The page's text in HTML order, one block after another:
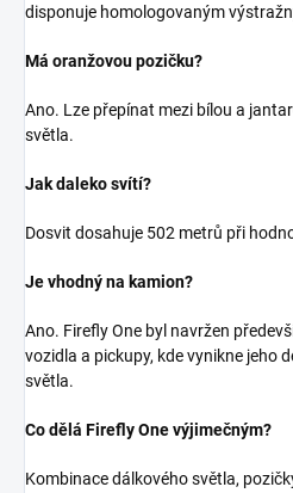
disponuje homologovaným
Má oranžovou pozičku?
Ano. Lze přepínat mezi bílou a
světla.
Jak daleko svítí?
Dosvit dosahuje 502 metrů při
Je vhodný na kamion?
Ano. Firefly One byl navržen
vozidla a pickupy, kde vynikne jeho
světla.
Co dělá Firefly One výjimečným?
Kombinace dálkového světla,